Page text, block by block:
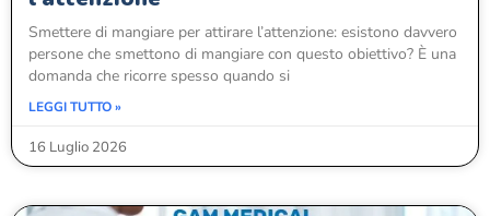
Smettere di mangiare per attirare l’attenzione: esistono davvero
persone che smettono di mangiare con questo obiettivo? È una
domanda che ricorre spesso quando si
LEGGI TUTTO »
16 Luglio 2026